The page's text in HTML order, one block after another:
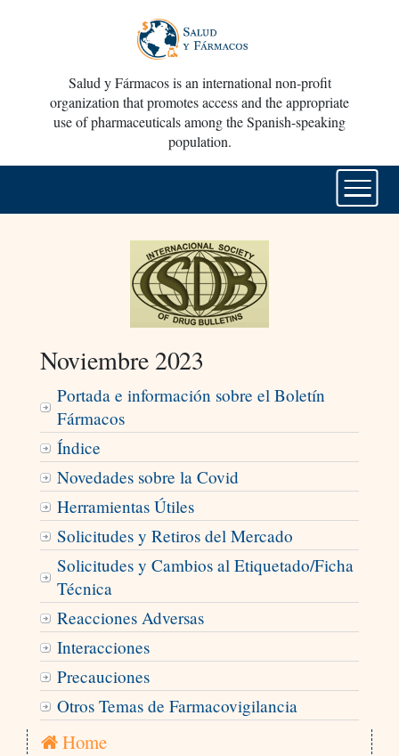
Salud y Fármacos is an international non-profit
organization that promotes access and the appropriate
use of pharmaceuticals among the Spanish-speaking
population.
Noviembre 2023
Portada e información sobre el Boletín
Fármacos
Índice
Novedades sobre la Covid
Herramientas Útiles
Solicitudes y Retiros del Mercado
Solicitudes y Cambios al Etiquetado/Ficha
Técnica
Reacciones Adversas
Interacciones
Precauciones
Otros Temas de Farmacovigilancia
Home